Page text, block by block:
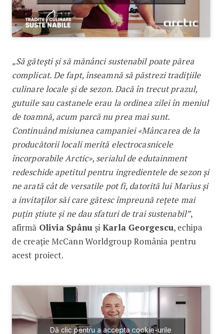
„Să gătești și să mănânci sustenabil poate părea
complicat. De fapt, înseamnă să păstrezi tradițiile
culinare locale și de sezon. Dacă în trecut prazul,
gutuile sau castanele erau la ordinea zilei în meniul
de toamnă, acum parcă nu prea mai sunt.
Continuând misiunea campaniei «Mâncarea de la
producătorii locali merită electrocasnicele
încorporabile Arctic», serialul de edutainment
redeschide apetitul pentru ingredientele de sezon și
ne arată cât de versatile pot fi, datorită lui Marius și
a invitaților săi care gătesc împreună rețete mai
puțin știute și ne dau sfaturi de trai sustenabil”,
afirmă Olivia Spânu și Karla Georgescu, echipa
de creație McCann Worldgroup România pentru
acest proiect.
Dă clic pentru a accepta cookie-urile